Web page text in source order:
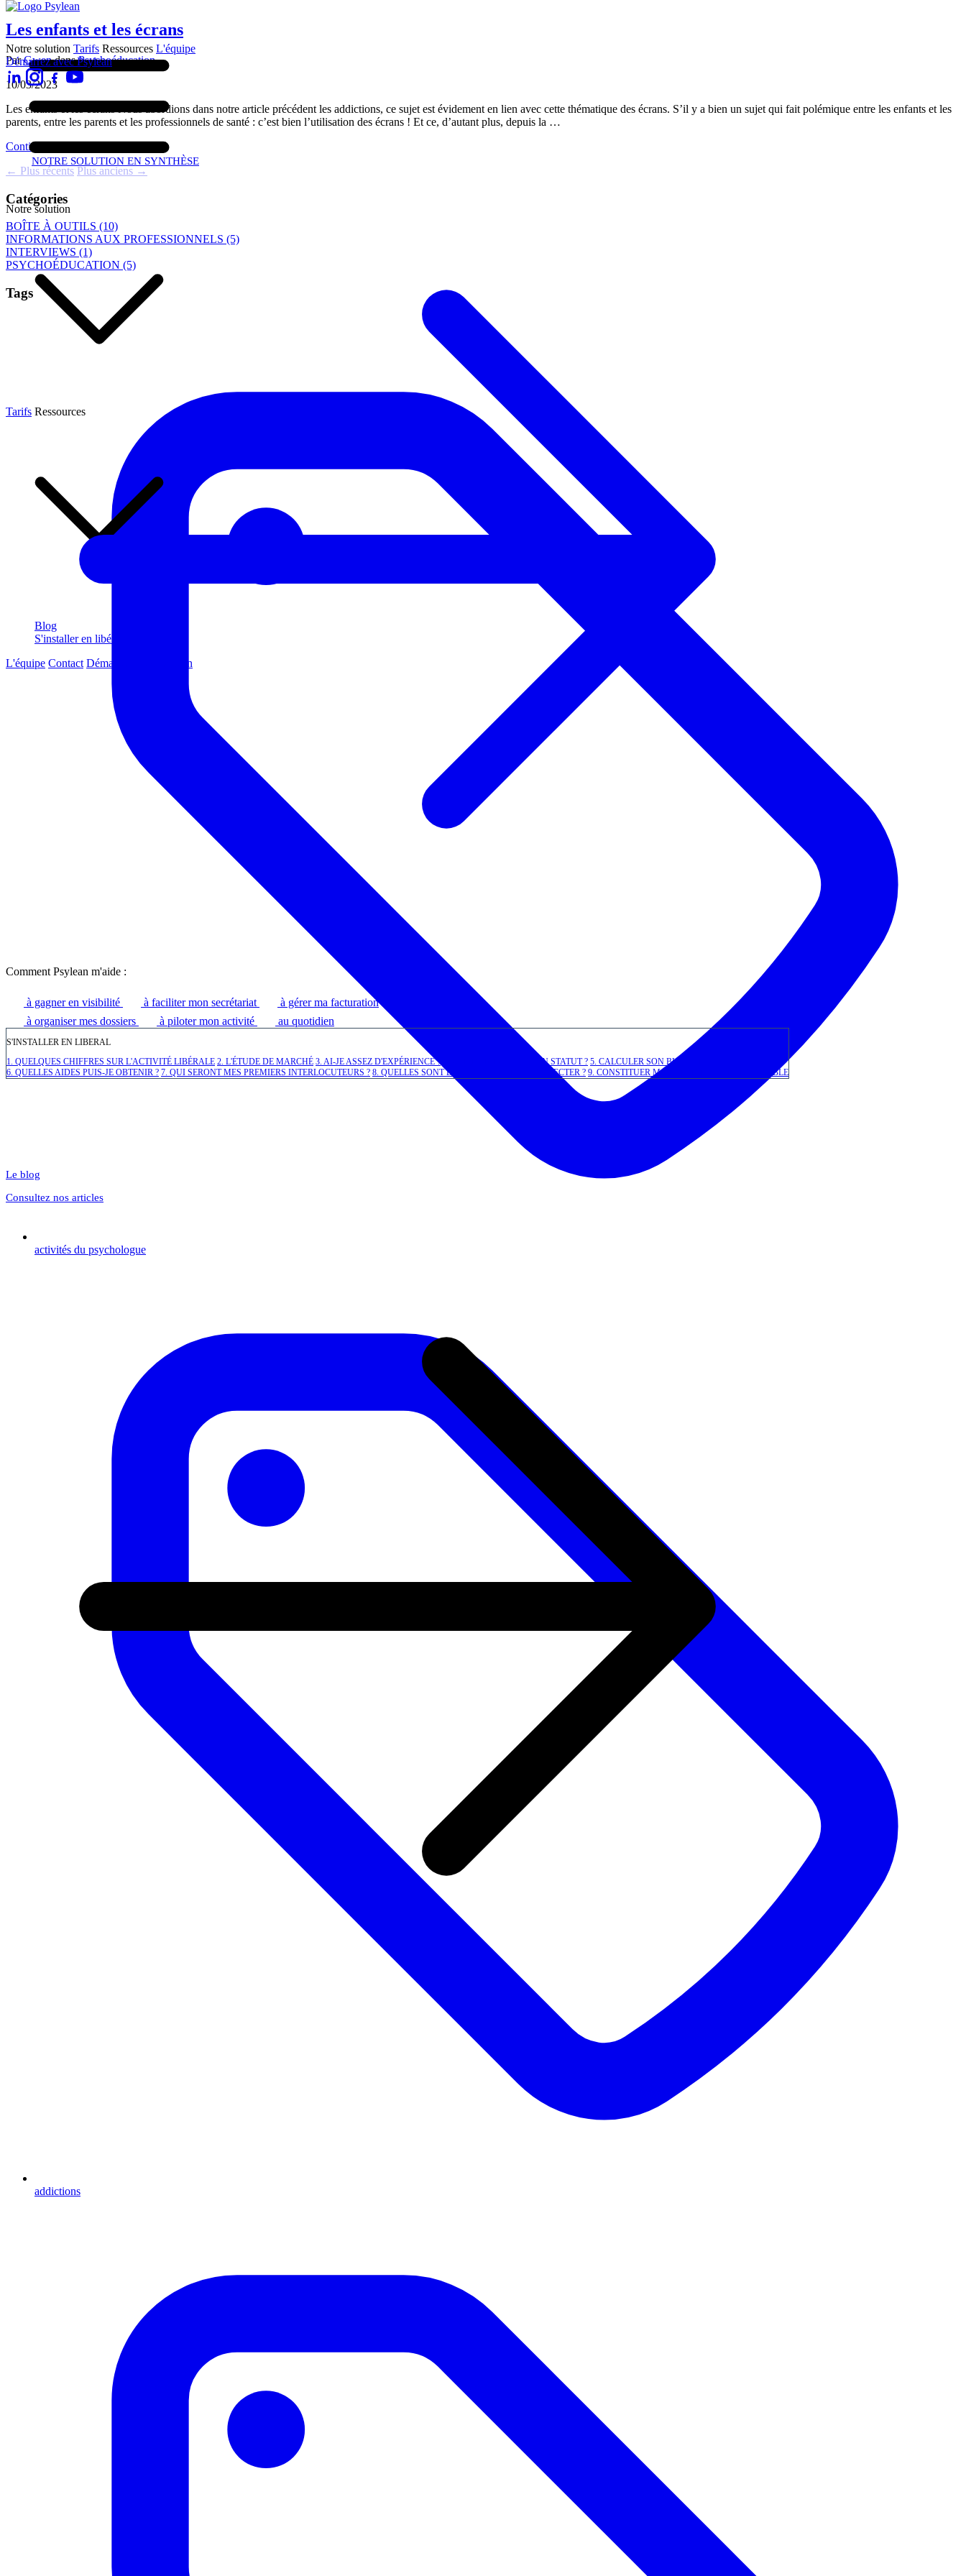
Notre solution
Tarifs Ressources
Blog
S'installer en libéral
L'équipe Contact Démarrez avec Psylean
Notre solution Tarifs Ressources L'équipe
Démarrez avec Psylean
NOTRE SOLUTION EN SYNTHÈSE
Comment Psylean m'aide :
à gagner en visibilité à faciliter mon secrétariat
à gérer ma facturation
à organiser mes dossiers
à piloter mon activité au quotidien
S'INSTALLER EN LIBERAL
1. QUELQUES CHIFFRES SUR L'ACTIVITÉ LIBÉRALE 2. L'ÉTUDE DE MARCHÉ 3. AI-JE ASSEZ D'EXPÉRIENCE ? 4. COMMENT CHOISIR UN STATUT ? 5. CALCULER SON BUDGET
6. QUELLES AIDES PUIS-JE OBTENIR ? 7. QUI SERONT MES PREMIERS INTERLOCUTEURS ? 8. QUELLES SONT LES OBLIGATIONS À RESPECTER ? 9. CONSTITUER MA PATIENTÈLE ET ÊTRE VISIBLE
Le blog
Consultez nos articles
Les enfants et les écrans
ParGwendansPsychoéducation
10/03/2023
Les enfants et les écrans Nous abordions dans notre article précédent les addictions, ce sujet est évidement en lien avec cette thématique des écrans. S’il y a bien un sujet qui fait polémique entre les enfants et les
parents, entre les parents et les professionnels de santé : c’est bien l’utilisation des écrans ! Et ce, d’autant plus, depuis la …
Continuer la lecture
← Plus récents Plus anciens →
Catégories
BOÎTE À OUTILS (10)
INFORMATIONS AUX PROFESSIONNELS (5)
INTERVIEWS (1)
PSYCHOÉDUCATION (5)
Tags
activités du psychologue
addictions